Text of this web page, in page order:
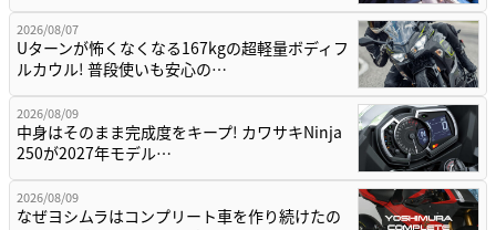
2026/08/07
Uターンが怖くなくなる167kgの超軽量ボディフ
ルカウル! 普段使いも安心の…
2026/08/09
中身はそのまま完成度をキープ! カワサキNinja
250が2027年モデル…
2026/08/09
なぜヨシムラはコンプリート車を作り続けたの